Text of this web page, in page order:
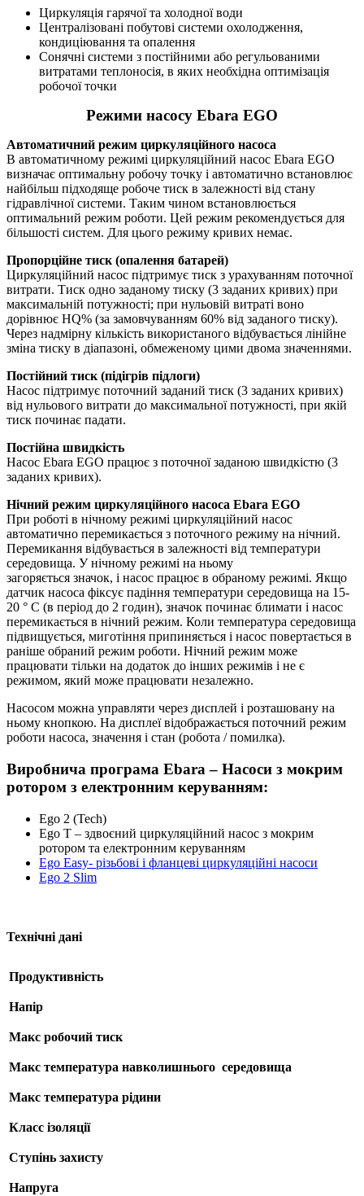
Циркуляція гарячої та холодної води
Централізовані побутові системи охолодження,
кондиціювання та опалення
Сонячні системи з постійними або регульованими
витратами теплоносія, в яких необхідна оптимізація
робочої точки
Режими насосу Ebara EGO
Автоматичний режим циркуляційного насоса
В автоматичному режимі циркуляційний насос Ebara EGO
визначає оптимальну робочу точку і автоматично встановлює
найбільш підходяще робоче тиск в залежності від стану
гідравлічної системи. Таким чином встановлюється
оптимальний режим роботи. Цей режим рекомендується для
більшості систем. Для цього режиму кривих немає.
Пропорційне тиск (опалення батарей)
Циркуляційний насос підтримує тиск з урахуванням поточної
витрати. Тиск одно заданому тиску (3 заданих кривих) при
максимальній потужності; при нульовій витраті воно
дорівнює HQ% (за замовчуванням 60% від заданого тиску).
Через надмірну кількість використаного відбувається лінійне
зміна тиску в діапазоні, обмеженому цими двома значеннями.
Постійний тиск (підігрів підлоги)
Насос підтримує поточний заданий тиск (3 заданих кривих)
від нульового витрати до максимальної потужності, при якій
тиск починає падати.
Постійна швидкість
Насос Ebara EGO працює з поточної заданою швидкістю (3
заданих кривих).
Нічний режим циркуляційного насоса Ebara EGO
При роботі в нічному режимі циркуляційний насос
автоматично перемикається з поточного режиму на нічний.
Перемикання відбувається в залежності від температури
середовища. У нічному режимі на ньому
загоряється значок, і насос працює в обраному режимі. Якщо
датчик насоса фіксує падіння температури середовища на 15-
20 ° C (в період до 2 годин), значок починає блимати і насос
перемикається в нічний режим. Коли температура середовища
підвищується, миготіння припиняється і насос повертається в
раніше обраний режим роботи. Нічний режим може
працювати тільки на додаток до інших режимів і не є
режимом, який може працювати незалежно.
Насосом можна управляти через дисплей і розташовану на
ньому кнопкою. На дисплеї відображається поточний режим
роботи насоса, значення і стан (робота / помилка).
Виробнича програма Ebara – Насоси з мокрим
ротором з електронним керуванням:
Ego 2 (Tech)
Ego T – здвоєний циркуляційний насос з мокрим
ротором та електронним керуванням
Ego Easy- різьбові і фланцеві циркуляційні насоси
Ego 2 Slim
Технічні дані
Продуктивність
Напір
Макс робочий тиск
Макс температура навколишнього середовища
Макс температура рідини
Класс ізоляції
Ступінь захисту
Напруга